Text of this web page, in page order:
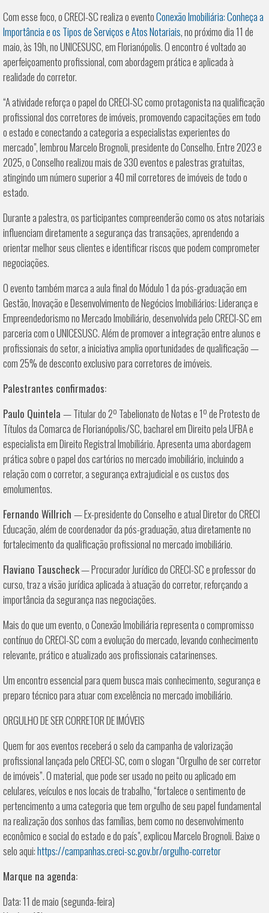
Com esse foco, o CRECI-SC realiza o eventoConexão Imobiliária: Conheça a
Importância e os Tipos de Serviços e Atos Notariais, no próximo dia 11 de
maio, às 19h, no UNICESUSC, em Florianópolis. O encontro é voltado ao
aperfeiçoamento profissional, com abordagem prática e aplicada à
realidade do corretor.
“A atividade reforça o papel do CRECI-SC como protagonista na qualificação
profissional dos corretores de imóveis, promovendo capacitações em todo
o estado e conectando a categoria a especialistas experientes do
mercado", lembrou Marcelo Brognoli, presidente do Conselho. Entre 2023 e
2025, o Conselho realizou mais de 330 eventos e palestras gratuitas,
atingindo um número superior a 40 mil corretores de imóveis de todo o
estado.
Durante a palestra, os participantes compreenderão como os atos notariais
influenciam diretamente a segurança das transações, aprendendo a
orientar melhor seus clientes e identificar riscos que podem comprometer
negociações.
O evento também marca a aula final do Módulo 1 da pós-graduação em
Gestão, Inovação e Desenvolvimento de Negócios Imobiliários: Liderança e
Empreendedorismo no Mercado Imobiliário, desenvolvida pelo CRECI-SC em
parceria com o UNICESUSC. Além de promover a integração entre alunos e
profissionais do setor, a iniciativa amplia oportunidades de qualificação —
com 25% de desconto exclusivo para corretores de imóveis.
Palestrantes confirmados:
Paulo Quintela — Titular do 2º Tabelionato de Notas e 1º de Protesto de
Títulos da Comarca de Florianópolis/SC, bacharel em Direito pela UFBA e
especialista em Direito Registral Imobiliário. Apresenta uma abordagem
prática sobre o papel dos cartórios no mercado imobiliário, incluindo a
relação com o corretor, a segurança extrajudicial e os custos dos
emolumentos.
Fernando Willrich — Ex-presidente do Conselho e atual Diretor do CRECI
Educação, além de coordenador da pós-graduação, atua diretamente no
fortalecimento da qualificação profissional no mercado imobiliário.
Flaviano Tauscheck— Procurador Jurídico do CRECI-SC e professor do
curso, traz a visão jurídica aplicada à atuação do corretor, reforçando a
importância da segurança nas negociações.
Mais do que um evento, o Conexão Imobiliária representa o compromisso
contínuo do CRECI-SC com a evolução do mercado, levando conhecimento
relevante, prático e atualizado aos profissionais catarinenses.
Um encontro essencial para quem busca mais conhecimento, segurança e
preparo técnico para atuar com excelência no mercado imobiliário.
ORGULHO DE SER CORRETOR DE IMÓVEIS
Quem for aos eventos receberá o selo da campanha de valorização
profissional lançada pelo CRECI-SC, com o slogan “Orgulho de ser corretor
de imóveis”. O material, que pode ser usado no peito ou aplicado em
celulares, veículos e nos locais de trabalho, “fortalece o sentimento de
pertencimento a uma categoria que tem orgulho de seu papel fundamental
na realização dos sonhos das famílias, bem como no desenvolvimento
econômico e social do estado e do país", explicou Marcelo Brognoli. Baixe o
selo aqui:https://campanhas.creci-sc.gov.br/orgulho-corretor
Marque na agenda:
Data: 11 de maio (segunda-feira)